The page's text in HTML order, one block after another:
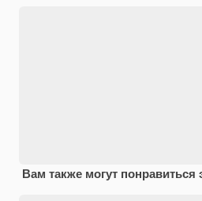
Вам также могут понравиться